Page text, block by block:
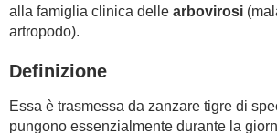
GASTRONOMIA
CAPELLI
alla famiglia clinica delle arbovirosi
artropodo).
Definizione
Essa è trasmessa da zanzare tigre di
pungono essenzialmente durante la